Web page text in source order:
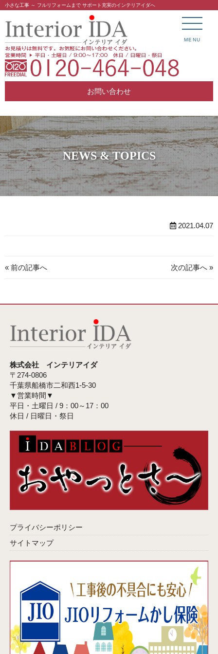
小さな工事 ～ フルリフォームまで サポート充実のインテリアイダへ
お問い合わせ
MENU
NEWS & TOPICS
2021.04.07
« 前の記事へ 次の記事へ »
株式会社 インテリアイダ
〒274-0806
千葉県船橋市二和西1-5-30
▼営業時間▼
平日・土曜日 / 9：00～17：00
休日 / 日曜日・祭日
プライバシーポリシー
サイトマップ